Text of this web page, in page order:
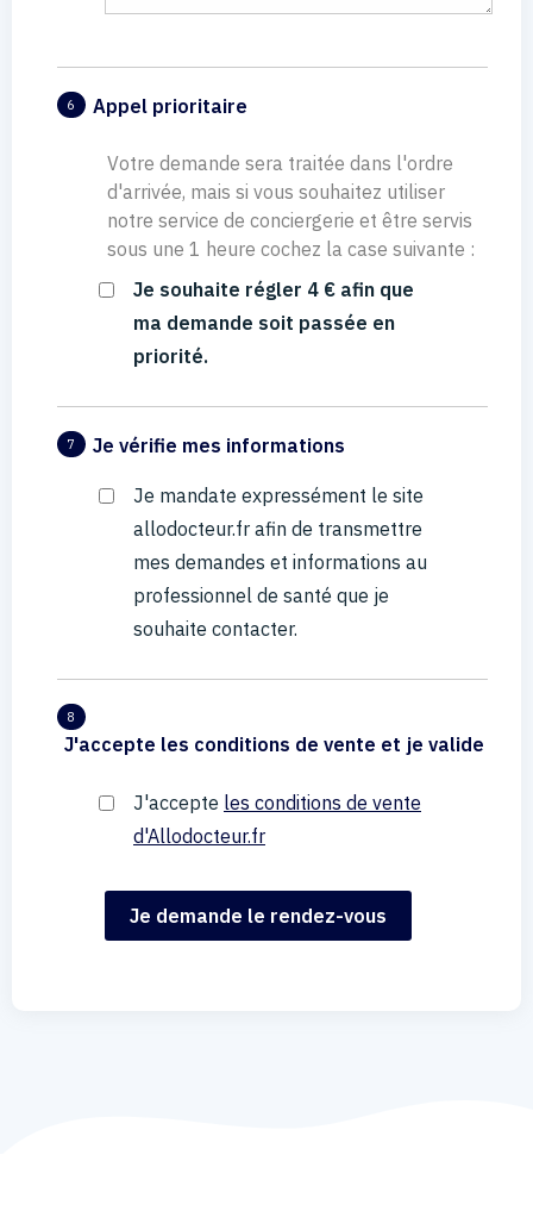
6 Appel prioritaire
Votre demande sera traitée dans l'ordre
d'arrivée, mais si vous souhaitez utiliser
notre service de conciergerie et être servis
sous une 1 heure cochez la case suivante :
Je souhaite régler 4 € afin que
ma demande soit passée en
priorité.
7 Je vérifie mes informations
Je mandate expressément le site
allodocteur.fr afin de transmettre
mes demandes et informations au
professionnel de santé que je
souhaite contacter.
8
J'accepte les conditions de vente et je valide
J'accepte les conditions de vente
d'Allodocteur.fr